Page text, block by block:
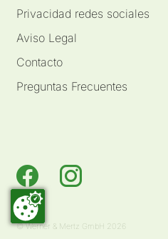
Privacidad redes sociales
Aviso Legal
Contacto
Preguntas Frecuentes
© Werner & Mertz GmbH 2026